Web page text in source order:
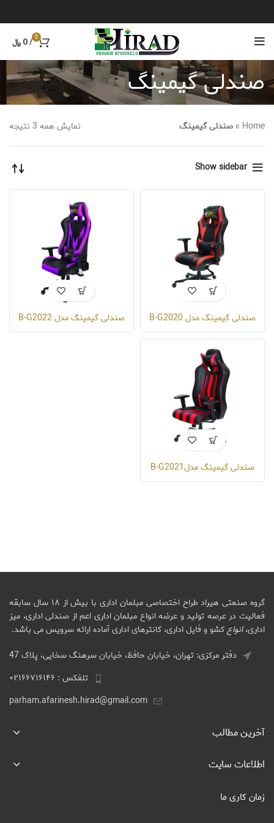
0
/
0 ﷼
صندلی گیمینگ
Home
» صندلی گیمینگ نمایش همه 3 نتیجه
Show sidebar
صندلی گیمینگ مدل B-G2020 صندلی گیمینگ مدل B-G2022
صندلی گیمینگ مدلB-G2021
گروه صنعتی هیراد طراح اختصاصی مبلمان اداری با بیش از ۱۸ سال سابقه
فعالیت در عرصه تولید و عرضه انواع مبلمان اداری اعم از صندلی اداری، میز
اداری،انواعکشو و فایل اداری، کانترهای اداری آماده ارائه سرویس می باشد.
دفتر مرکزی: تهران، خیابان حافظ، خیابان سرهنگ سخایی، پلاک 47
تلفکس : ۰۲۱۶۶۷۱۶۱۴۶
parham.afarinesh.hirad@gmail.com
آخرین مطالب
اطلاعات سایت
زمان کاری ما